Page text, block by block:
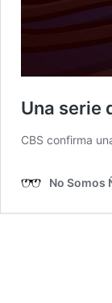
Una serie
CBS confirma
No Somos